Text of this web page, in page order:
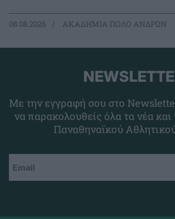
08.08.2026 ΑΚΑΔΗΜΙΑ ΠΟΛΟ ΑΝΔΡΩΝ
Με την εγγραφή σου στο
να παρακολουθείς όλα τα νέα και
Παναθηναϊκού